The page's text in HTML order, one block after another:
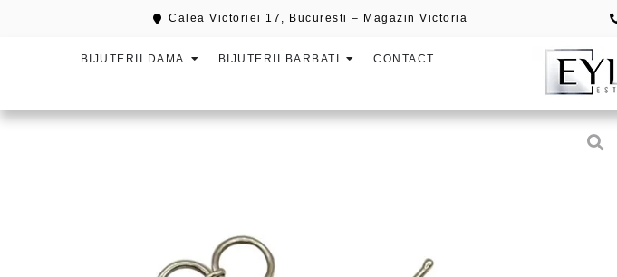
Calea Victoriei 17, Bucuresti – Magazin Victoria
BIJUTERII DAMA BIJUTERII BARBATI CONTACT